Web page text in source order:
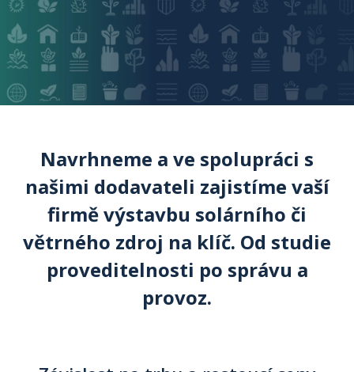
Navrhneme a ve spolupráci s
našimi dodavateli zajistíme vaší
firmě výstavbu solárního či
větrného zdroj na klíč. Od studie
proveditelnosti po správu a
provoz.